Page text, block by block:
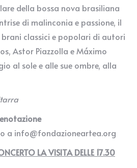
della bossa nova brasiliana
di malinconia e passione, il
classici e popolari di autori
Astor Piazzolla e Máximo
al sole e alle sue ombre, alla
a info@fondazioneartea.org
LA VISITA DELLE 17.30